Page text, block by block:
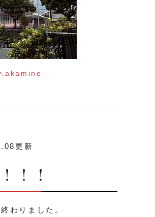
更新
！！
わりました。